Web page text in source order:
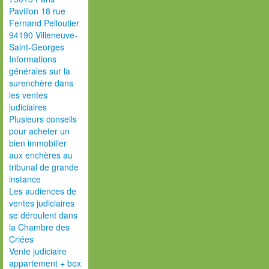
Pavillon 18 rue
Fernand Pelloutier
94190 Villeneuve-
Saint-Georges
Informations
générales sur la
surenchère dans
les ventes
judiciaires
Plusieurs conseils
pour acheter un
bien immobilier
aux enchères au
tribunal de grande
instance
Les audiences de
ventes judiciaires
se déroulent dans
la Chambre des
Criées
Vente judiciaire
appartement + box